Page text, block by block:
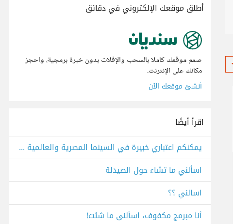
أطلق موقعك الإلكتروني في دقائق
صمم موقعك كاملا بالسحب والإفلات بدون خبرة برمجية، واحجز
مكانك على الإنترنت.
أنشئ موقعك الآن
اقرأ أيضًا
يمكنكم اعتباري خبيرة في السينما المصرية والعالمية اسألني ما شئت
اسألني ما تشاء حول الصيدلة
اسالني ؟؟
أنا مبرمج مكفوف، اسألني ما شئت!